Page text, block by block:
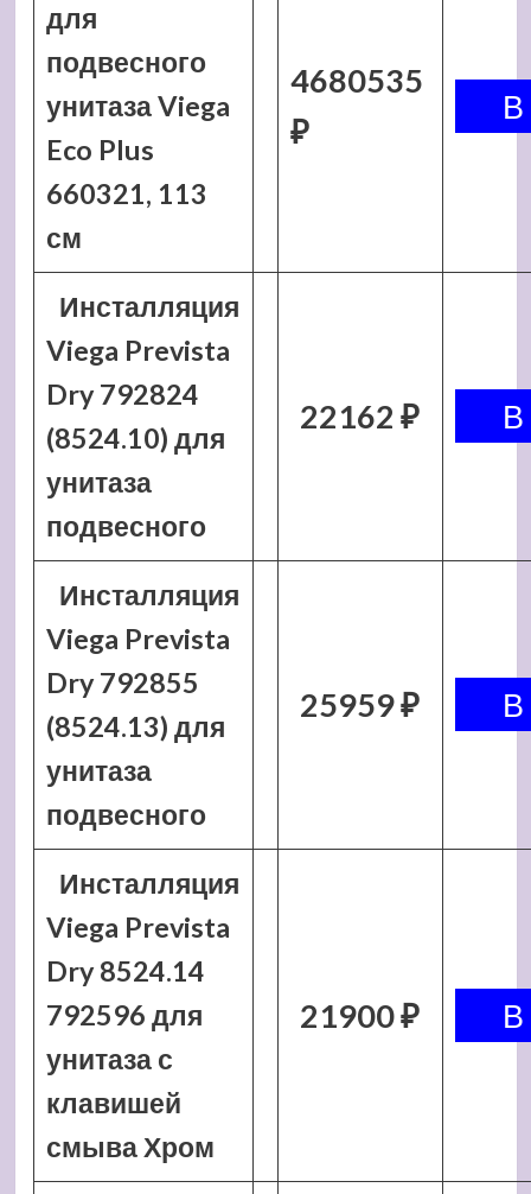
для
подвесного
унитаза Viega
Eco Plus
660321, 113
см
4680535
₽
Инсталляция
Viega Prevista
Dry 792824
(8524.10) для
унитаза
подвесного
22162 ₽
Инсталляция
Viega Prevista
Dry 792855
(8524.13) для
унитаза
подвесного
25959 ₽
Инсталляция
Viega Prevista
Dry 8524.14
792596 для
унитаза с
клавишей
смыва Хром
21900 ₽